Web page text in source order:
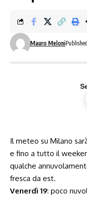
Mauro Meloni
Il meteo su Milano
e fino a tutto il
qualche
fresca da est.
Venerdì 19: poco